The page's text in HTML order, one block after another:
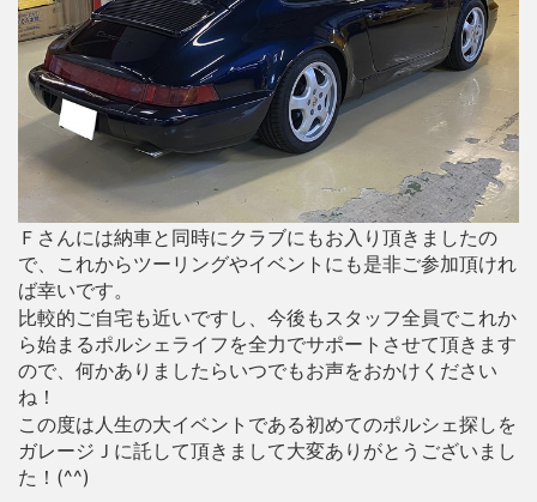
Ｆさんには納車と同時にクラブにもお入り頂きましたの
で、これからツーリングやイベントにも是非ご参加頂けれ
ば幸いです。
比較的ご自宅も近いですし、今後もスタッフ全員でこれか
ら始まるポルシェライフを全力でサポートさせて頂きます
ので、何かありましたらいつでもお声をおかけください
ね！
この度は人生の大イベントである初めてのポルシェ探しを
ガレージＪに託して頂きまして大変ありがとうございまし
た！(^^)